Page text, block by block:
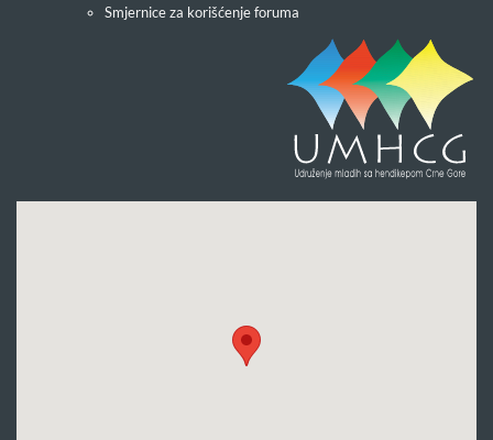
Smjernice za korišćenje foruma